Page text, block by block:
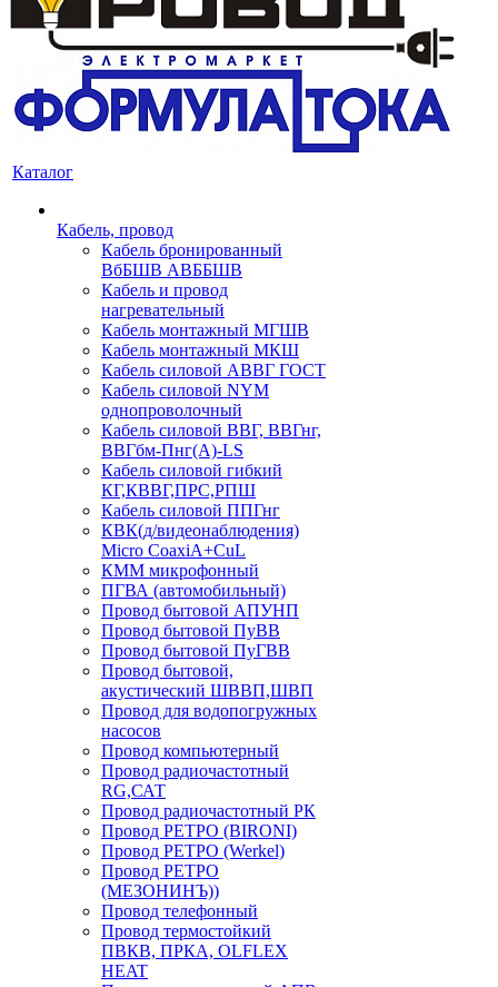
Каталог
Кабель, провод
Кабель бронированный
ВбБШВ АВББШВ
Кабель и провод
нагревательный
Кабель монтажный МГШВ
Кабель монтажный МКШ
Кабель силовой АВВГ ГОСТ
Кабель силовой NYM
однопроволочный
Кабель силовой ВВГ, ВВГнг,
ВВГбм-Пнг(А)-LS
Кабель силовой гибкий
КГ,КВВГ,ПРС,РПШ
Кабель силовой ППГнг
КВК(д/видеонаблюдения)
Micro CoaxiA+CuL
КММ микрофонный
ПГВА (автомобильный)
Провод бытовой АПУНП
Провод бытовой ПуВВ
Провод бытовой ПуГВВ
Провод бытовой,
акустический ШВВП,ШВП
Провод для водопогружных
насосов
Провод компьютерный
Провод радиочастотный
RG,САТ
Провод радиочастотный РК
Провод РЕТРО (BIRONI)
Провод РЕТРО (Werkel)
Провод РЕТРО
(МЕЗОНИНЪ))
Провод телефонный
Провод термостойкий
ПВКВ, ПРКА, OLFLEX
HEAT